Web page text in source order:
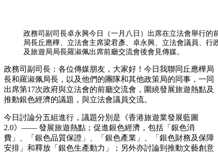
政務司副司長卓永興今日（一月八日）出席在立法會舉行的
局長丘應樺、立法會主席梁君彥、卓永興、立法會議員、
及旅遊局局長羅淑佩出席前廳交流會後會見傳媒。
政務司副司長：各位傳媒朋友，大家好！今日我聯同丘應樺局
長和羅淑佩局長，以及他們的團隊和其他政策局的同事，一同
出席第17次政府與立法會的前廳交流會，圍繞發展旅遊熱點及
推動銀色經濟的議題，與立法會議員交流。
今日討論分五組進行，議題分別是《香港旅遊業發展藍圖
2.0》—— 發展旅遊熱點；促進銀色經濟，包括「銀色消
費」、「銀色品質保證」、「銀色產業」、「銀色財務及保障
安排」和釋放「銀色生產動力」；另外亦討論到推動文藝創意